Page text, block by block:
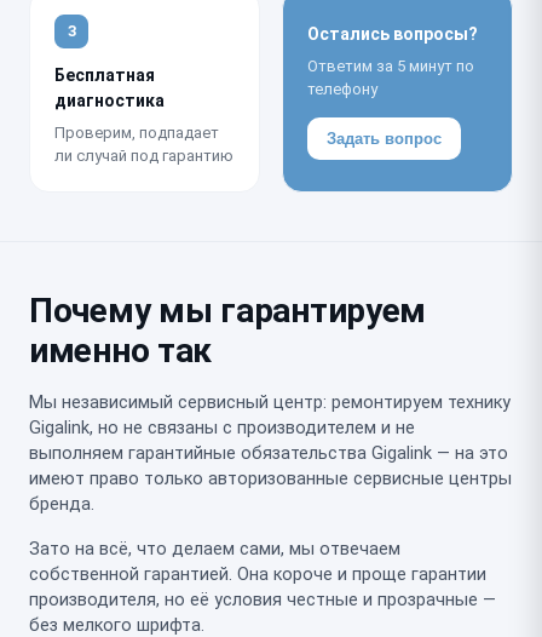
3
Бесплатная
диагностика
Проверим, подпадает
ли случай под гарантию
Остались вопросы?
Ответим за 5 минут по
телефону
Задать вопрос
Почему мы гарантируем
именно так
Мы независимый сервисный центр: ремонтируем технику
Gigalink, но не связаны с производителем и не
выполняем гарантийные обязательства Gigalink — на это
имеют право только авторизованные сервисные центры
бренда.
Зато на всё, что делаем сами, мы отвечаем
собственной гарантией. Она короче и проще гарантии
производителя, но её условия честные и прозрачные —
без мелкого шрифта.